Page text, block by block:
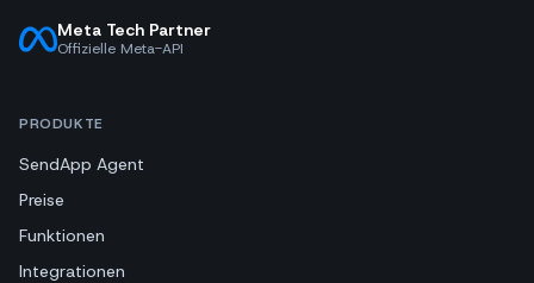
Meta Tech Partner
Offizielle Meta-API
PRODUKTE
SendApp Agent
Preise
Funktionen
Integrationen